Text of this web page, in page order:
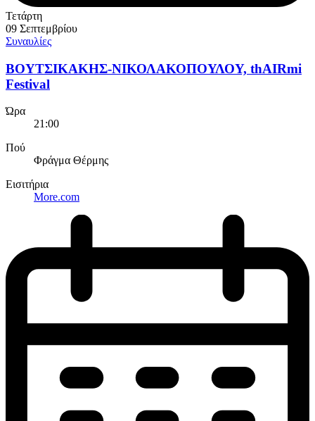
Τετάρτη
09 Σεπτεμβρίου
Συναυλίες
ΒΟΥΤΣΙΚΑΚΗΣ-ΝΙΚΟΛΑΚΟΠΟΥΛΟΥ, thAIRmi
Festival
Ώρα
21:00
Πού
Φράγμα Θέρμης
Εισιτήρια
More.com